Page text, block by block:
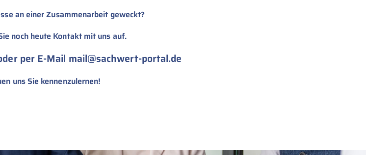
an einer Zusammenarbeit geweckt?
noch heute Kontakt mit uns auf.
per E-Mail mail@sachwert-portal.de
uns Sie kennenzulernen!